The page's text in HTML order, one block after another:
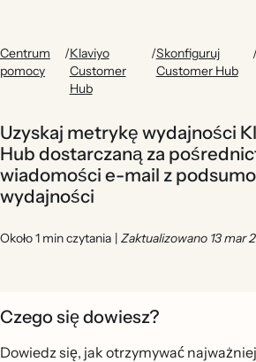
Centrum
pomocy
/Klaviyo
Customer
Hub
/Skonfiguruj
Customer Hub
Uzyskaj metrykę wydajności
Hub dostarczaną za
wiadomości e-mail z
wydajności
Około 1 min czytania | Zaktualizowano 13 mar
Czego się dowiesz?
Dowiedz się, jak otrzymywać